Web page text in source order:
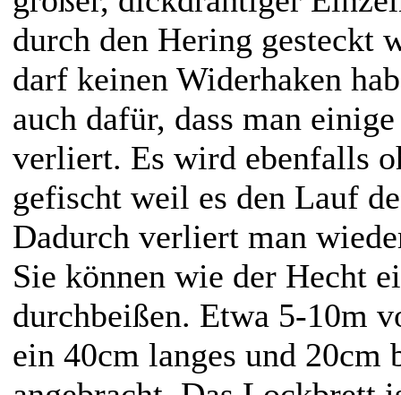
durch den Hering gesteckt
darf keinen Widerhaken
auch dafür, dass man
verliert. Es wird ebenfalls
gefischt weil es den Lauf
Dadurch verliert man
Sie können wie der Hecht
durchbeißen. Etwa 5-10m
ein 40cm langes und 20cm